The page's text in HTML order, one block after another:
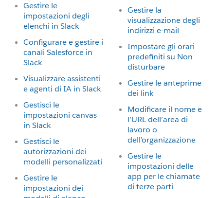
Gestire le
impostazioni degli
elenchi in Slack
Configurare e gestire i
canali Salesforce in
Slack
Visualizzare assistenti
e agenti di IA in Slack
Gestisci le
impostazioni canvas
in Slack
Gestisci le
autorizzazioni dei
modelli personalizzati
Gestire le
impostazioni dei
Gestire la
visualizzazione degli
indirizzi e-mail
Impostare gli orari
predefiniti su Non
disturbare
Gestire le anteprime
dei link
Modificare il nome e
l’URL dell’area di
lavoro o
dell’organizzazione
Gestire le
impostazioni delle
app per le chiamate
di terze parti